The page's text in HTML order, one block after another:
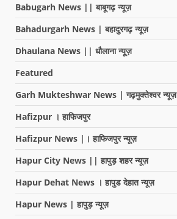
Babugarh News || बाबूगढ़ न्यूज़
Bahadurgarh News | बहादुरगढ़ न्यूज़
Dhaulana News || धौलाना न्यूज़
Featured
Garh Mukteshwar News | गढ़मुक्तेश्वर न्यूज़
Hafizpur । हाफिजपुर
Hafizpur News |। हाफिजपुर न्यूज़
Hapur City News || हापुड़ शहर न्यूज़
Hapur Dehat News । हापुड देहात न्यूज़
Hapur News | हापुड़ न्यूज़